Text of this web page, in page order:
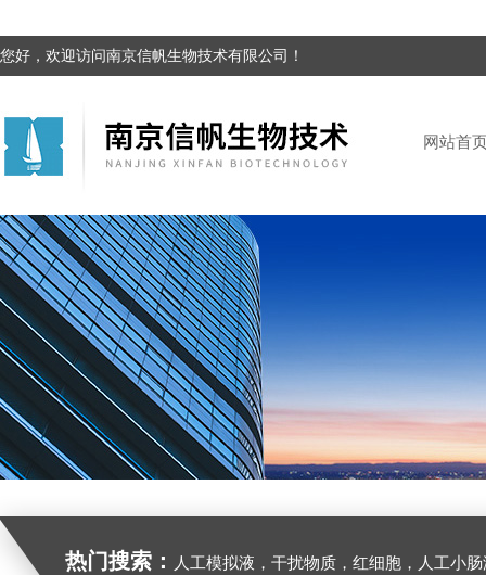
您好，欢迎访问南京信帆生物技术有限公司！
网站首
热门搜索： 人工模拟液，干扰物质，红细胞，人工小